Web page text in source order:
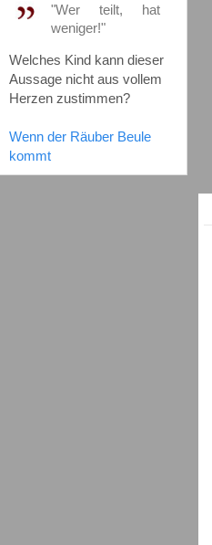
"Wer teilt, hat
weniger!"
Welches Kind kann dieser
Aussage nicht aus vollem
Herzen zustimmen?
Wenn der Räuber Beule
kommt